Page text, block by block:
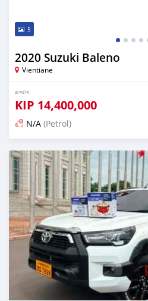
5
2020 Suzuki Baleno
Vientiane
ລາຄາ
KIP 14,400,000
N/A (Petrol)
ໂພດ 23 ມື້ ກ່ອນ ໜ້າ ນີ້